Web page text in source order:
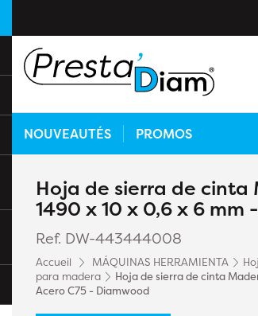
NOUVEAUTÉS PROMOS
Hoja de sierra de cinta
1490 x 10 x 0,6 x 6 mm
Ref. DW-443444008
Accueil MÁQUINAS HERRAMIENTA
para madera
Hoja de sierra de cinta
Acero C75 - Diamwood